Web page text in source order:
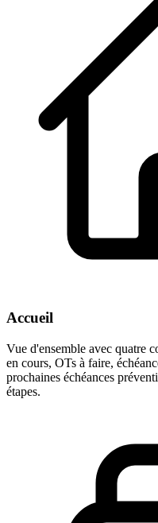
Accueil
Vue d'ensemble avec quatre
en cours, OTs à faire,
prochaines échéances
étapes.